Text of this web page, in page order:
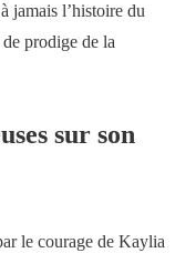
jamais l’histoire du
prodige de la
sur son
le courage de Kaylia